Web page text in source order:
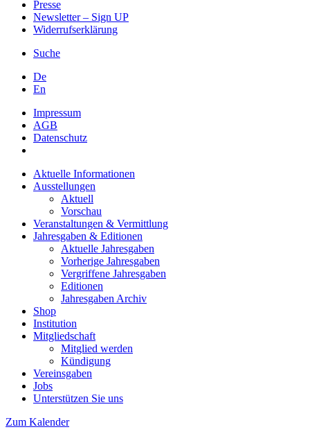
Presse
Newsletter – Sign UP
Widerrufserklärung
Suche
De
En
Impressum
AGB
Datenschutz
Aktuelle Informationen
Ausstellungen
Aktuell
Vorschau
Veranstaltungen & Vermittlung
Jahresgaben & Editionen
Aktuelle Jahresgaben
Vorherige Jahresgaben
Vergriffene Jahresgaben
Editionen
Jahresgaben Archiv
Shop
Institution
Mitgliedschaft
Mitglied werden
Kündigung
Vereinsgaben
Jobs
Unterstützen Sie uns
Zum Kalender